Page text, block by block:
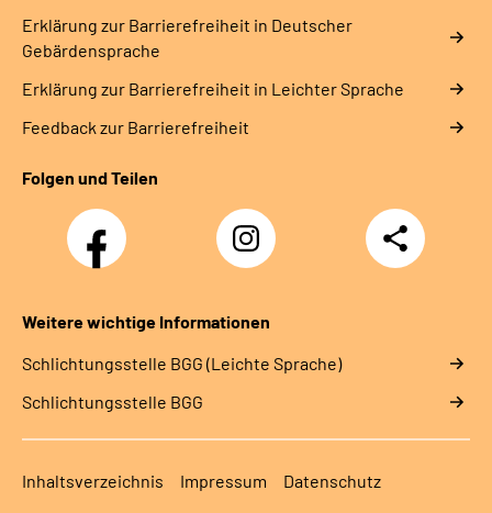
Erklärung zur Barrierefreiheit in Deutscher
Gebärdensprache
Erklärung zur Barrierefreiheit in Leichter Sprache
Feedback zur Barrierefreiheit
Folgen und Teilen
Facebook Instagram
Teilen
Weitere wichtige Informationen
Schlich­tungs­stel­le BGG (Leichte Sprache)
Schlich­tungs­stel­le BGG
Inhaltsverzeichnis Impressum Datenschutz